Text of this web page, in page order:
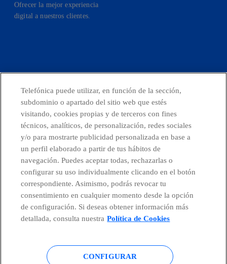
Ofrecer la mejor experiencia
digital a nuestros clientes.
CONTACTO
Canal de Denuncias
Centro Global Transparencia
© Telefónica S.A. Configurar cookies
Telefónica puede utilizar, en función de la sección,
subdominio o apartado del sitio web que estés
visitando, cookies propias y de terceros con fines
técnicos, analíticos, de personalización, redes sociales
y/o para mostrarte publicidad personalizada en base a
un perfil elaborado a partir de tus hábitos de
navegación. Puedes aceptar todas, rechazarlas o
configurar su uso individualmente clicando en el botón
correspondiente. Asimismo, podrás revocar tu
consentimiento en cualquier momento desde la opción
de configuración. Si deseas obtener información más
detallada, consulta nuestra Política de Cookies
CONFIGURAR